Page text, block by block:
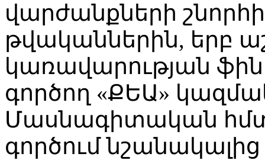
վարժանքների
թվականներին, երբ
կառավարության
գործող «ՔԵԱ»
Մասնագիտական
գործում նշանակալից